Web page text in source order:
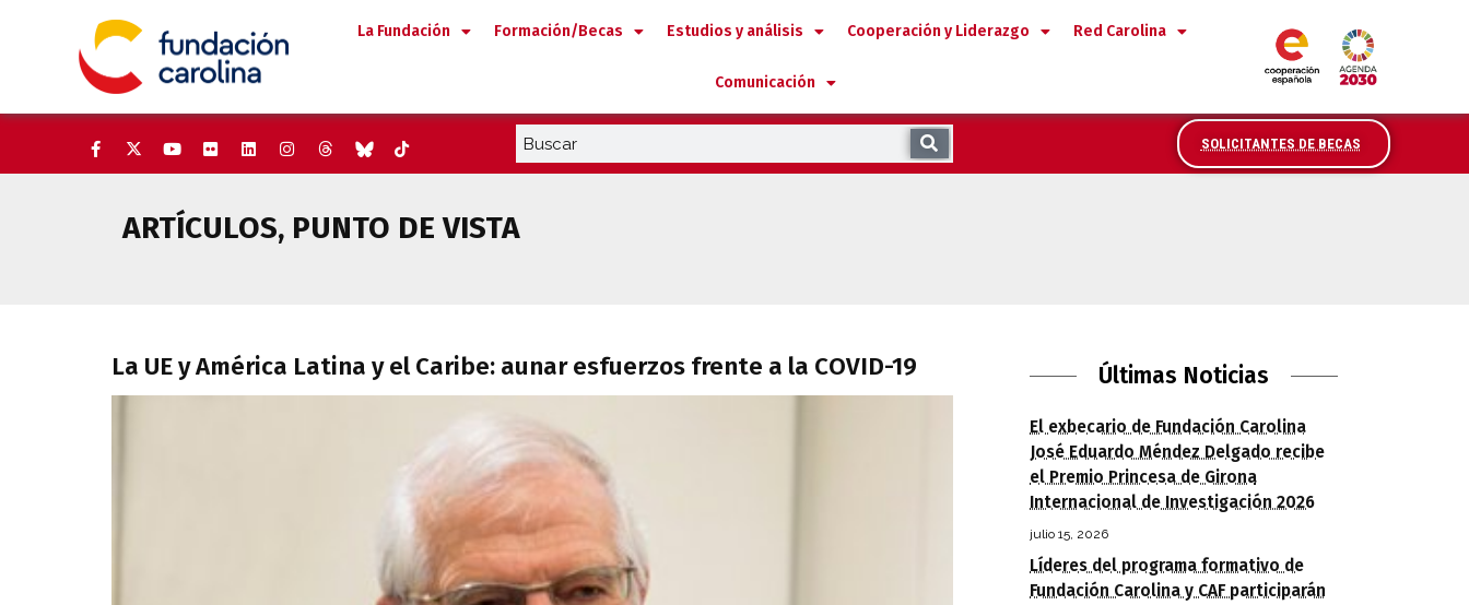
La Fundación Formación/Becas Estudios y análisis Cooperación y Liderazgo Red Carolina
Comunicación
SOLICITANTES DE BECAS
ARTÍCULOS, PUNTO DE VISTA
La UE y América Latina y el Caribe: aunar esfuerzos frente a la COVID-19 Últimas Noticias
El exbecario de Fundación Carolina
José Eduardo Méndez Delgado recibe
el Premio Princesa de Girona
Internacional de Investigación 2026
julio 15, 2026
Líderes del programa formativo de
Fundación Carolina y CAF participarán